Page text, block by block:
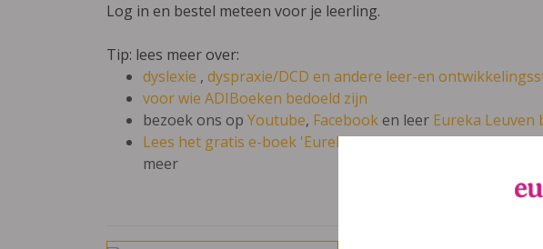
Log in en bestel meteen voor je leerling.
Tip: lees meer over:
dyslexie , dyspraxie/DCD en andere leer-en
voor wie ADIBoeken bedoeld zijn
bezoek ons op Youtube, Facebooken leer Eureka Leuven
Lees het gratis e-boek 'Eureka: leren en leven in je talent'
meer